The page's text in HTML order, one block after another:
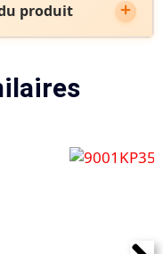
produit